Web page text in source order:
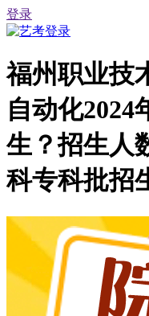
登录
福州职业技
自动化2024
生？招生人
科专科批招